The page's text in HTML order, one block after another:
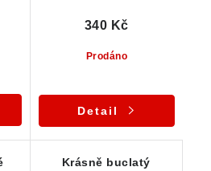
Prodáno
340 Kč
Detail
Krásně buclatý